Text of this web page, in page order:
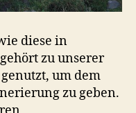
diese in
zu unserer
um dem
zu geben.